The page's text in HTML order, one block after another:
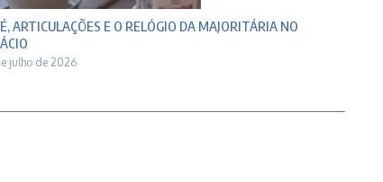
ARTICULAÇÕES E O RELÓGIO DA MAJORITÁRIA NO
julho de 2026